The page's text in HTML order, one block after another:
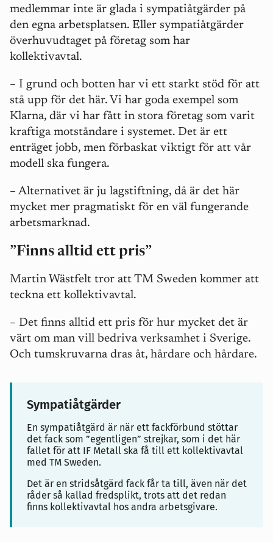
medlemmar inte är glada i sympatiåtgärder på
den egna arbetsplatsen. Eller sympatiåtgärder
överhuvudtaget på företag som har
kollektivavtal.
– I grund och botten har vi ett starkt stöd för att
stå upp för det här. Vi har goda exempel som
Klarna, där vi har fått in stora företag som varit
kraftiga motståndare i systemet. Det är ett
enträget jobb, men förbaskat viktigt för att vår
modell ska fungera.
– Alternativet är ju lagstiftning, då är det här
mycket mer pragmatiskt för en väl fungerande
arbetsmarknad.
”Finns alltid ett pris”
Martin Wästfelt tror att TM Sweden kommer att
teckna ett kollektivavtal.
– Det finns alltid ett pris för hur mycket det är
värt om man vill bedriva verksamhet i Sverige.
Och tumskruvarna dras åt, hårdare och hårdare.
Sympatiåtgärder
En sympatiåtgärd är när ett fackförbund stöttar
det fack som ”egentligen” strejkar, som i det här
fallet för att IF Metall ska få till ett kollektivavtal
med TM Sweden.
Det är en stridsåtgärd fack får ta till, även när det
råder så kallad fredsplikt, trots att det redan
finns kollektivavtal hos andra arbetsgivare.